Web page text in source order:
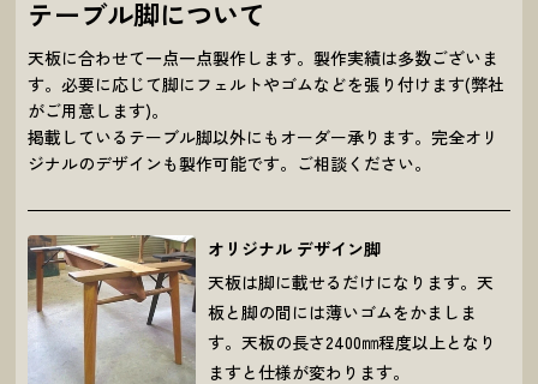
テーブル脚について
天板に合わせて一点一点製作します。製作実績は多数ございま
す。必要に応じて脚にフェルトやゴムなどを張り付けます(弊社
がご用意します)。
掲載しているテーブル脚以外にもオーダー承ります。完全オリ
ジナルのデザインも製作可能です。ご相談ください。
オリジナル デザイン脚
天板は脚に載せるだけになります。天
板と脚の間には薄いゴムをかましま
す。天板の長さ2400㎜程度以上となり
ますと仕様が変わります。